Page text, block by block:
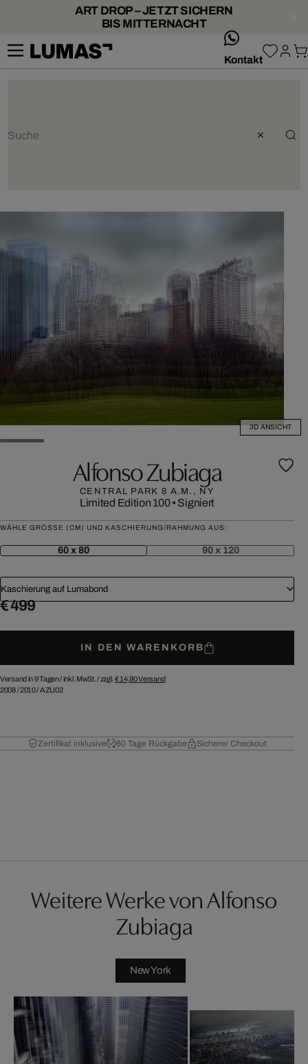
ART DROP – JETZT SICHERN
BIS MITTERNACHT
Kontakt
3D ANSICHT
Alfonso Zubiaga
CENTRAL PARK 8 A.M., NY
Limited Edition 100• Signiert
WÄHLE GRÖSSE (CM) UND KASCHIERUNG/RAHMUNG AUS:
60 x 80 90 x 120
Kaschierung auf Lumabond
€ 499
IN DEN WARENKORB
Versand in 9 Tagen /inkl. MwSt. / zzgl. € 14,90Versand
2008/2010/AZU02
Zertifikat inklusive 60 Tage Rückgabe Sicherer Checkout
Weitere Werke von Alfonso
Zubiaga
New York